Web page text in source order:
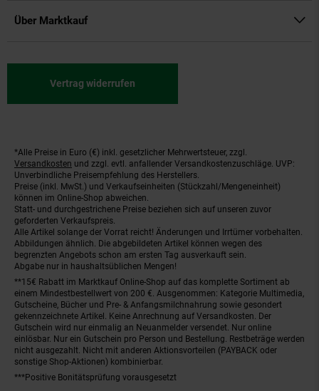
Über Marktkauf
Vertrag widerrufen
Fußnoten
*Alle Preise in Euro (€) inkl. gesetzlicher Mehrwertsteuer, zzgl.
Versandkosten und zzgl. evtl. anfallender Versandkostenzuschläge. UVP:
Unverbindliche Preisempfehlung des Herstellers.
Preise (inkl. MwSt.) und Verkaufseinheiten (Stückzahl/Mengeneinheit)
können im Online-Shop abweichen.
Statt- und durchgestrichene Preise beziehen sich auf unseren zuvor
geforderten Verkaufspreis.
Alle Artikel solange der Vorrat reicht! Änderungen und Irrtümer vorbehalten.
Abbildungen ähnlich. Die abgebildeten Artikel können wegen des
begrenzten Angebots schon am ersten Tag ausverkauft sein.
Abgabe nur in haushaltsüblichen Mengen!
**15€ Rabatt im Marktkauf Online-Shop auf das komplette Sortiment ab
einem Mindestbestellwert von 200 €. Ausgenommen: Kategorie Multimedia,
Gutscheine, Bücher und Pre- & Anfangsmilchnahrung sowie gesondert
gekennzeichnete Artikel. Keine Anrechnung auf Versandkosten. Der
Gutschein wird nur einmalig an Neuanmelder versendet. Nur online
einlösbar. Nur ein Gutschein pro Person und Bestellung. Restbeträge werden
nicht ausgezahlt. Nicht mit anderen Aktionsvorteilen (PAYBACK oder
sonstige Shop-Aktionen) kombinierbar.
***Positive Bonitätsprüfung vorausgesetzt